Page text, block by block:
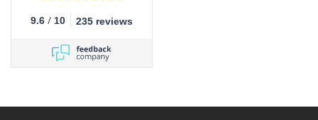
9.6 / 10 235 reviews